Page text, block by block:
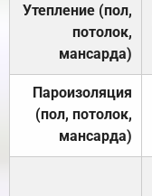
Утепление (пол,
потолок,
мансарда)
Пароизоляция
(пол, потолок,
мансарда)